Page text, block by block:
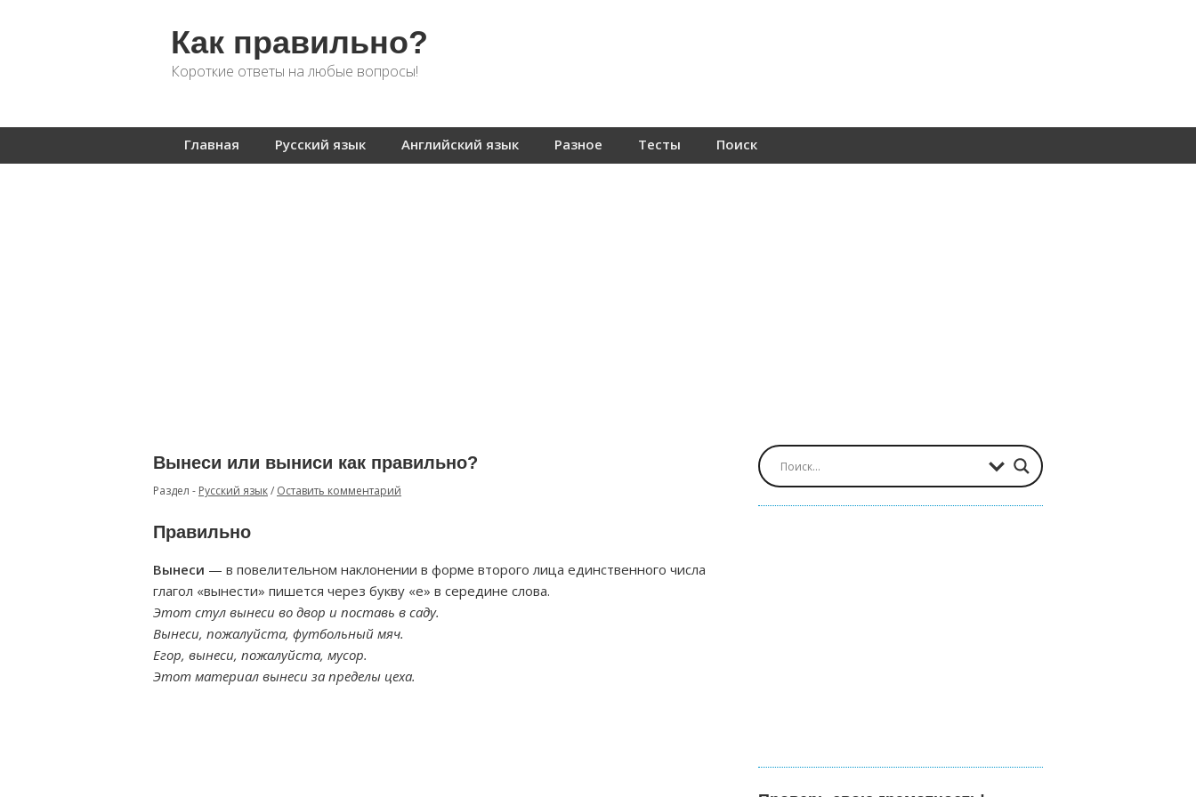
Как правильно?
Короткие ответы на любые вопросы!
Главная Русский язык Английский язык Разное Тесты Поиск
Вынеси или выниси как правильно?
Раздел - Русский язык/ Оставить комментарий
Правильно
Вынеси — в повелительном наклонении в форме второго лица единственного числа
глагол «вынести» пишется через букву «е» в середине слова.
Этот стул вынеси во двор и поставь в саду.
Вынеси, пожалуйста, футбольный мяч.
Егор, вынеси, пожалуйста, мусор.
Этот материал вынеси за пределы цеха.